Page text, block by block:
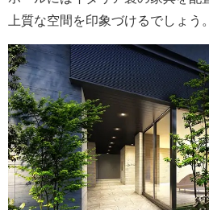
上質な空間を印象づけるでしょう。